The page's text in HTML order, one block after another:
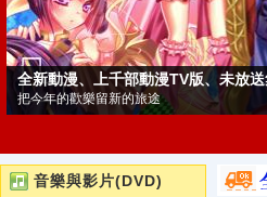
漫、上千部動漫TV版、未放送集數、
的歡樂留新的旅途
音樂與影片(DVD)